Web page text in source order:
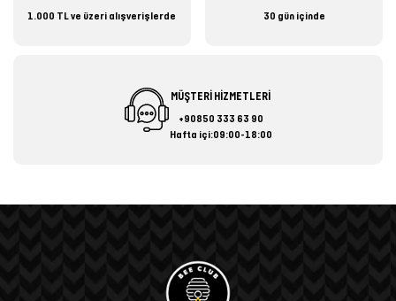
1.000 TL ve üzeri alışverişlerde
30 gün içinde
MÜŞTERİ HİZMETLERİ
+90850 333 63 90
Hafta içi:09:00-18:00